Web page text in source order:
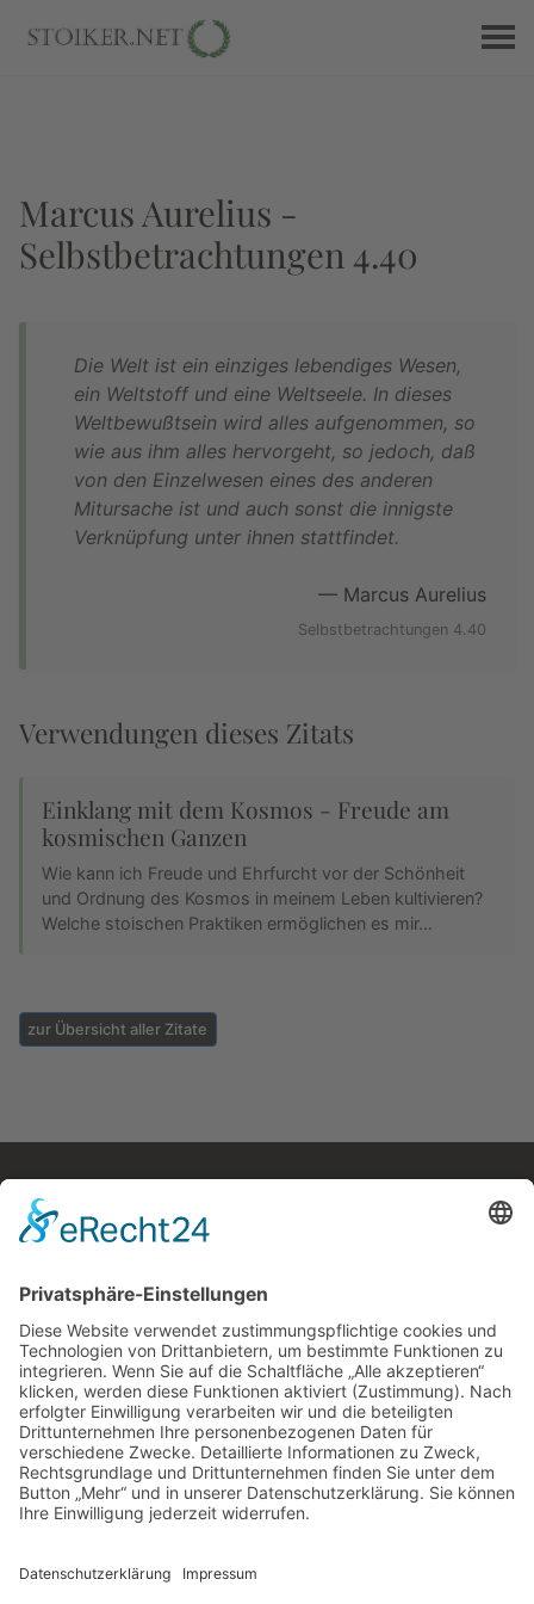
Marcus Aurelius -
Selbstbetrachtungen 4.40
Die Welt ist ein einziges lebendiges Wesen,
ein Weltstoff und eine Weltseele. In dieses
Weltbewußtsein wird alles aufgenommen, so
wie aus ihm alles hervorgeht, so jedoch, daß
von den Einzelwesen eines des anderen
Mitursache ist und auch sonst die innigste
Verknüpfung unter ihnen stattfindet.
— Marcus Aurelius
Selbstbetrachtungen 4.40
Verwendungen dieses Zitats
Einklang mit dem Kosmos - Freude am
kosmischen Ganzen
Wie kann ich Freude und Ehrfurcht vor der Schönheit
und Ordnung des Kosmos in meinem Leben kultivieren?
Welche stoischen Praktiken ermöglichen es mir…
zur Übersicht aller Zitate
Kostenloses E-Book
Memento Mori
Eine philosophische Meditation über das Leben, den
Tod und die Vergänglichkeit.
Mehr Infos zum E-Book →
E-Book
kostenlos
zum
Newsletter